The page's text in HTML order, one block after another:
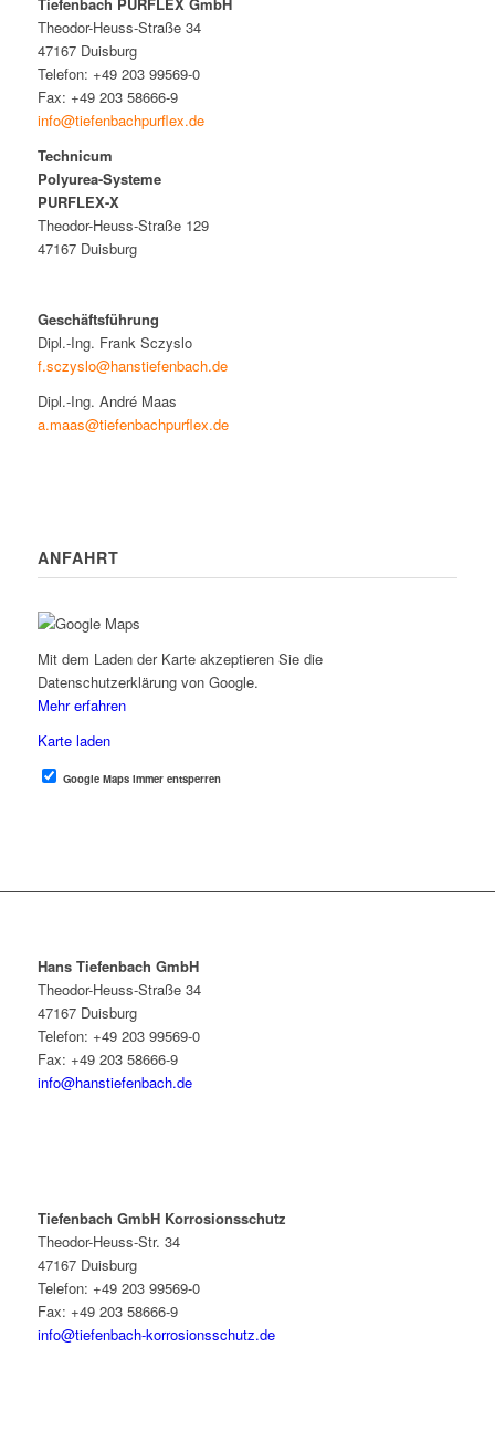
Theodor-Heuss-Straße 34
47167 Duisburg
Telefon: +49 203 99569-0
Fax: +49 203 58666-9
info@tiefenbachpurflex.de
Technicum
Polyurea-Systeme
PURFLEX-X
Theodor-Heuss-Straße 129
47167 Duisburg
Geschäftsführung
Dipl.-Ing. Frank Sczyslo
f.sczyslo@hanstiefenbach.de
Dipl.-Ing. André Maas
a.maas@tiefenbachpurflex.de
ANFAHRT
Mit dem Laden der Karte akzeptieren Sie die
Datenschutzerklärung von Google.
Mehr erfahren
Karte laden
Google Maps immer entsperren
Hans Tiefenbach GmbH
Theodor-Heuss-Straße 34
47167 Duisburg
Telefon: +49 203 99569-0
Fax: +49 203 58666-9
info@hanstiefenbach.de
Tiefenbach GmbH Korrosionsschutz
Theodor-Heuss-Str. 34
47167 Duisburg
Telefon: +49 203 99569-0
Fax: +49 203 58666-9
info@tiefenbach-korrosionsschutz.de